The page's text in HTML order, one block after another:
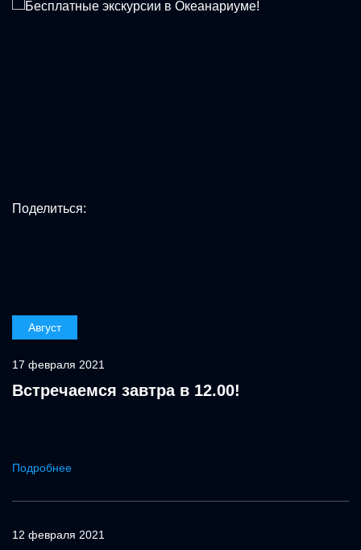
Поделиться:
Август
17 февраля 2021
Встречаемся завтра в 12.00!
Подробнее
12 февраля 2021